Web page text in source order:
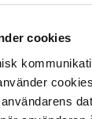
cookies
skyddad plats.